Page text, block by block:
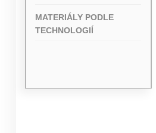
MATERIÁLY PODLE
TECHNOLOGIÍ